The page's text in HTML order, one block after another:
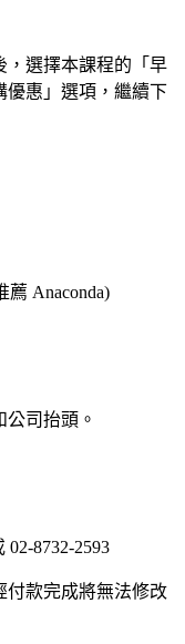
，選擇本課程的「早
優惠」選項，繼續下
薦 Anaconda)
司抬頭。
02-8732-2593
款完成將無法修改